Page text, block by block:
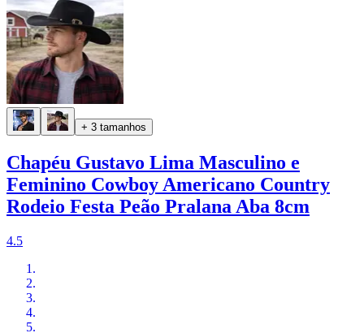
+ 3 tamanhos
Chapéu Gustavo Lima Masculino e
Feminino Cowboy Americano Country
Rodeio Festa Peão Pralana Aba 8cm
4.5